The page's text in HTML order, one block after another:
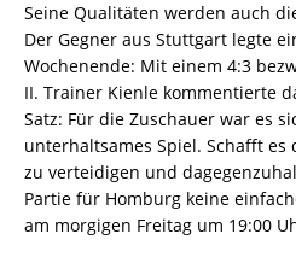
Seine Qualitäten werden auch
Der Gegner aus Stuttgart legte
Wochenende: Mit einem 4:3
II. Trainer Kienle kommentierte
Satz: Für die Zuschauer war es
unterhaltsames Spiel. Schafft
zu verteidigen und
Partie für Homburg keine
am morgigen Freitag um 19:00